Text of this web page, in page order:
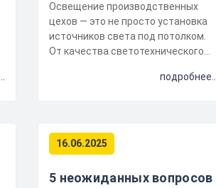
Освещение производственных
цехов — это не просто установка
источников света под потолком.
От качества светотехнического
подробнее...
16.06.2025
5 неожиданных вопросов